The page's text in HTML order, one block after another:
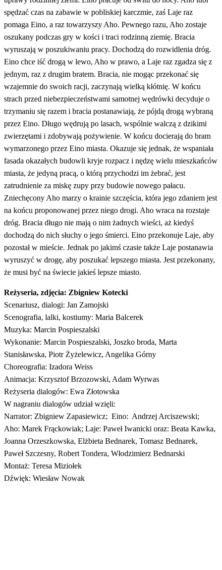
spędzać czas na zabawie w pobliskiej karczmie, zaś Laje raz
pomaga Eino, a raz towarzyszy Aho. Pewnego razu, Aho zostaje
oszukany podczas gry w kości i traci rodzinną ziemię. Bracia
wyruszają w poszukiwaniu pracy. Dochodzą do rozwidlenia dróg.
Eino chce iść drogą w lewo, Aho w prawo, a Laje raz zgadza się z
jednym, raz z drugim bratem. Bracia, nie mogąc przekonać się
wzajemnie do swoich racji, zaczynają wielką kłótnię. W końcu
strach przed niebezpieczeństwami samotnej wędrówki decyduje o
trzymaniu się razem i bracia postanawiają, że pójdą drogą wybraną
przez Eino. Długo wędrują po lasach, wspólnie walczą z dzikimi
zwierzętami i zdobywają pożywienie. W końcu docierają do bram
wymarzonego przez Eino miasta. Okazuje się jednak, że wspaniała
fasada okazałych budowli kryje rozpacz i nędzę wielu mieszkańców
miasta, że jedyną pracą, o którą przychodzi im żebrać, jest
zatrudnienie za miskę zupy przy budowie nowego pałacu.
Zniechęcony Aho marzy o krainie szczęścia, która jego zdaniem jest
na końcu proponowanej przez niego drogi. Aho wraca na rozstaje
dróg. Bracia długo nie mają o nim żadnych wieści, aż kiedyś
dochodzą do nich słuchy o jego śmierci. Eino przekonuje Laje, aby
pozostał w mieście. Jednak po jakimś czasie także Laje postanawia
wyruszyć w drogę, aby poszukać lepszego miasta. Jest przekonany,
że musi być na świecie jakieś lepsze miasto.
Reżyseria, zdjęcia: Zbigniew Kotecki
Scenariusz, dialogi: Jan Zamojski
Scenografia, lalki, kostiumy: Maria Balcerek
Muzyka: Marcin Pospieszalski
Wykonanie: Marcin Pospieszalski, Joszko broda, Marta
Stanisławska, Piotr Żyżelewicz, Angelika Górny
Choreografia: Izadora Weiss
Animacja: Krzysztof Brzozowski, Adam Wyrwas
Reżyseria dialogów: Ewa Złotowska
W nagraniu dialogów udział wzięli:
Narrator: Zbigniew Zapasiewicz; Eino: Andrzej Arciszewski;
Aho: Marek Frąckowiak; Laje: Paweł Iwanicki oraz: Beata Kawka,
Joanna Orzeszkowska, Elżbieta Bednarek, Tomasz Bednarek,
Paweł Szczesny, Robert Tondera, Włodzimierz Bednarski
Montaż: Teresa Miziołek
Dźwięk: Wiesław Nowak